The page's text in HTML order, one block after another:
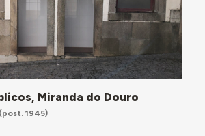
Miranda do Douro
1945)